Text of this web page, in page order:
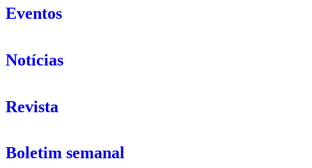
Eventos
Notícias
Revista
Boletim semanal